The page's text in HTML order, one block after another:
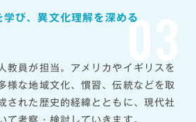
03
び、異文化理解を深める
教員が担当。アメリカやイギリスを
様な地域文化、慣習、伝統などを取
された歴史的経緯とともに、現代社
て考察・検討していきます。